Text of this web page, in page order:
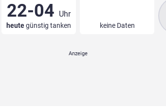
22-04 Uhr
heutegünstig tanken keine Daten